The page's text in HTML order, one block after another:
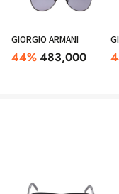
GIORGIO ARMANI
44%483,000